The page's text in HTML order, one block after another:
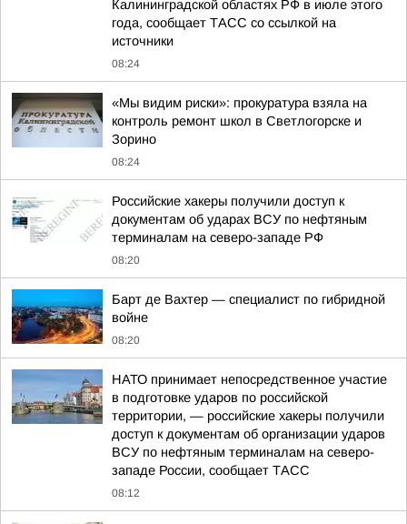
Калининградской областях РФ в июле этого
года, сообщает ТАСС со ссылкой на
источники
08:24
«Мы видим риски»: прокуратура взяла на
контроль ремонт школ в Светлогорске и
Зорино
08:24
Российские хакеры получили доступ к
документам об ударах ВСУ по нефтяным
терминалам на северо-западе РФ
08:20
Барт де Вахтер — специалист по гибридной
войне
08:20
НАТО принимает непосредственное участие
в подготовке ударов по российской
территории, — российские хакеры получили
доступ к документам об организации ударов
ВСУ по нефтяным терминалам на северо-
западе России, сообщает ТАСС
08:12